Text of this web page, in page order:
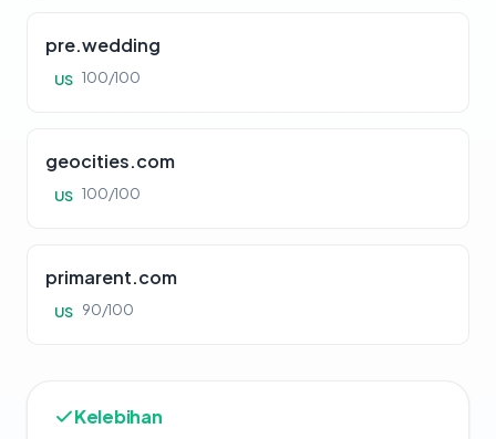
pre.wedding
US 100/100
geocities.com
US 100/100
primarent.com
US 90/100
Kelebihan